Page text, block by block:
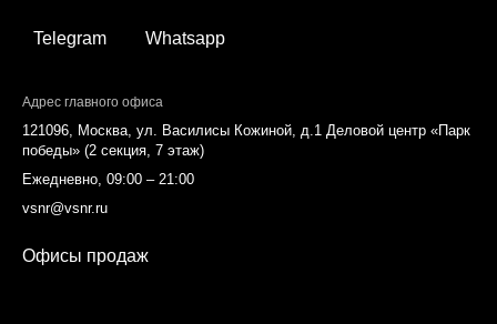
Telegram Whatsapp
Адрес главного офиса
121096, Москва, ул. Василисы Кожиной, д.1 Деловой центр «Парк
победы» (2 секция, 7 этаж)
Ежедневно, 09:00 – 21:00
vsnr@vsnr.ru
Офисы продаж